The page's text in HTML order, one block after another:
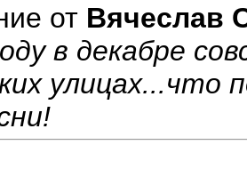
от Вячеслав
в декабре
улицах...что